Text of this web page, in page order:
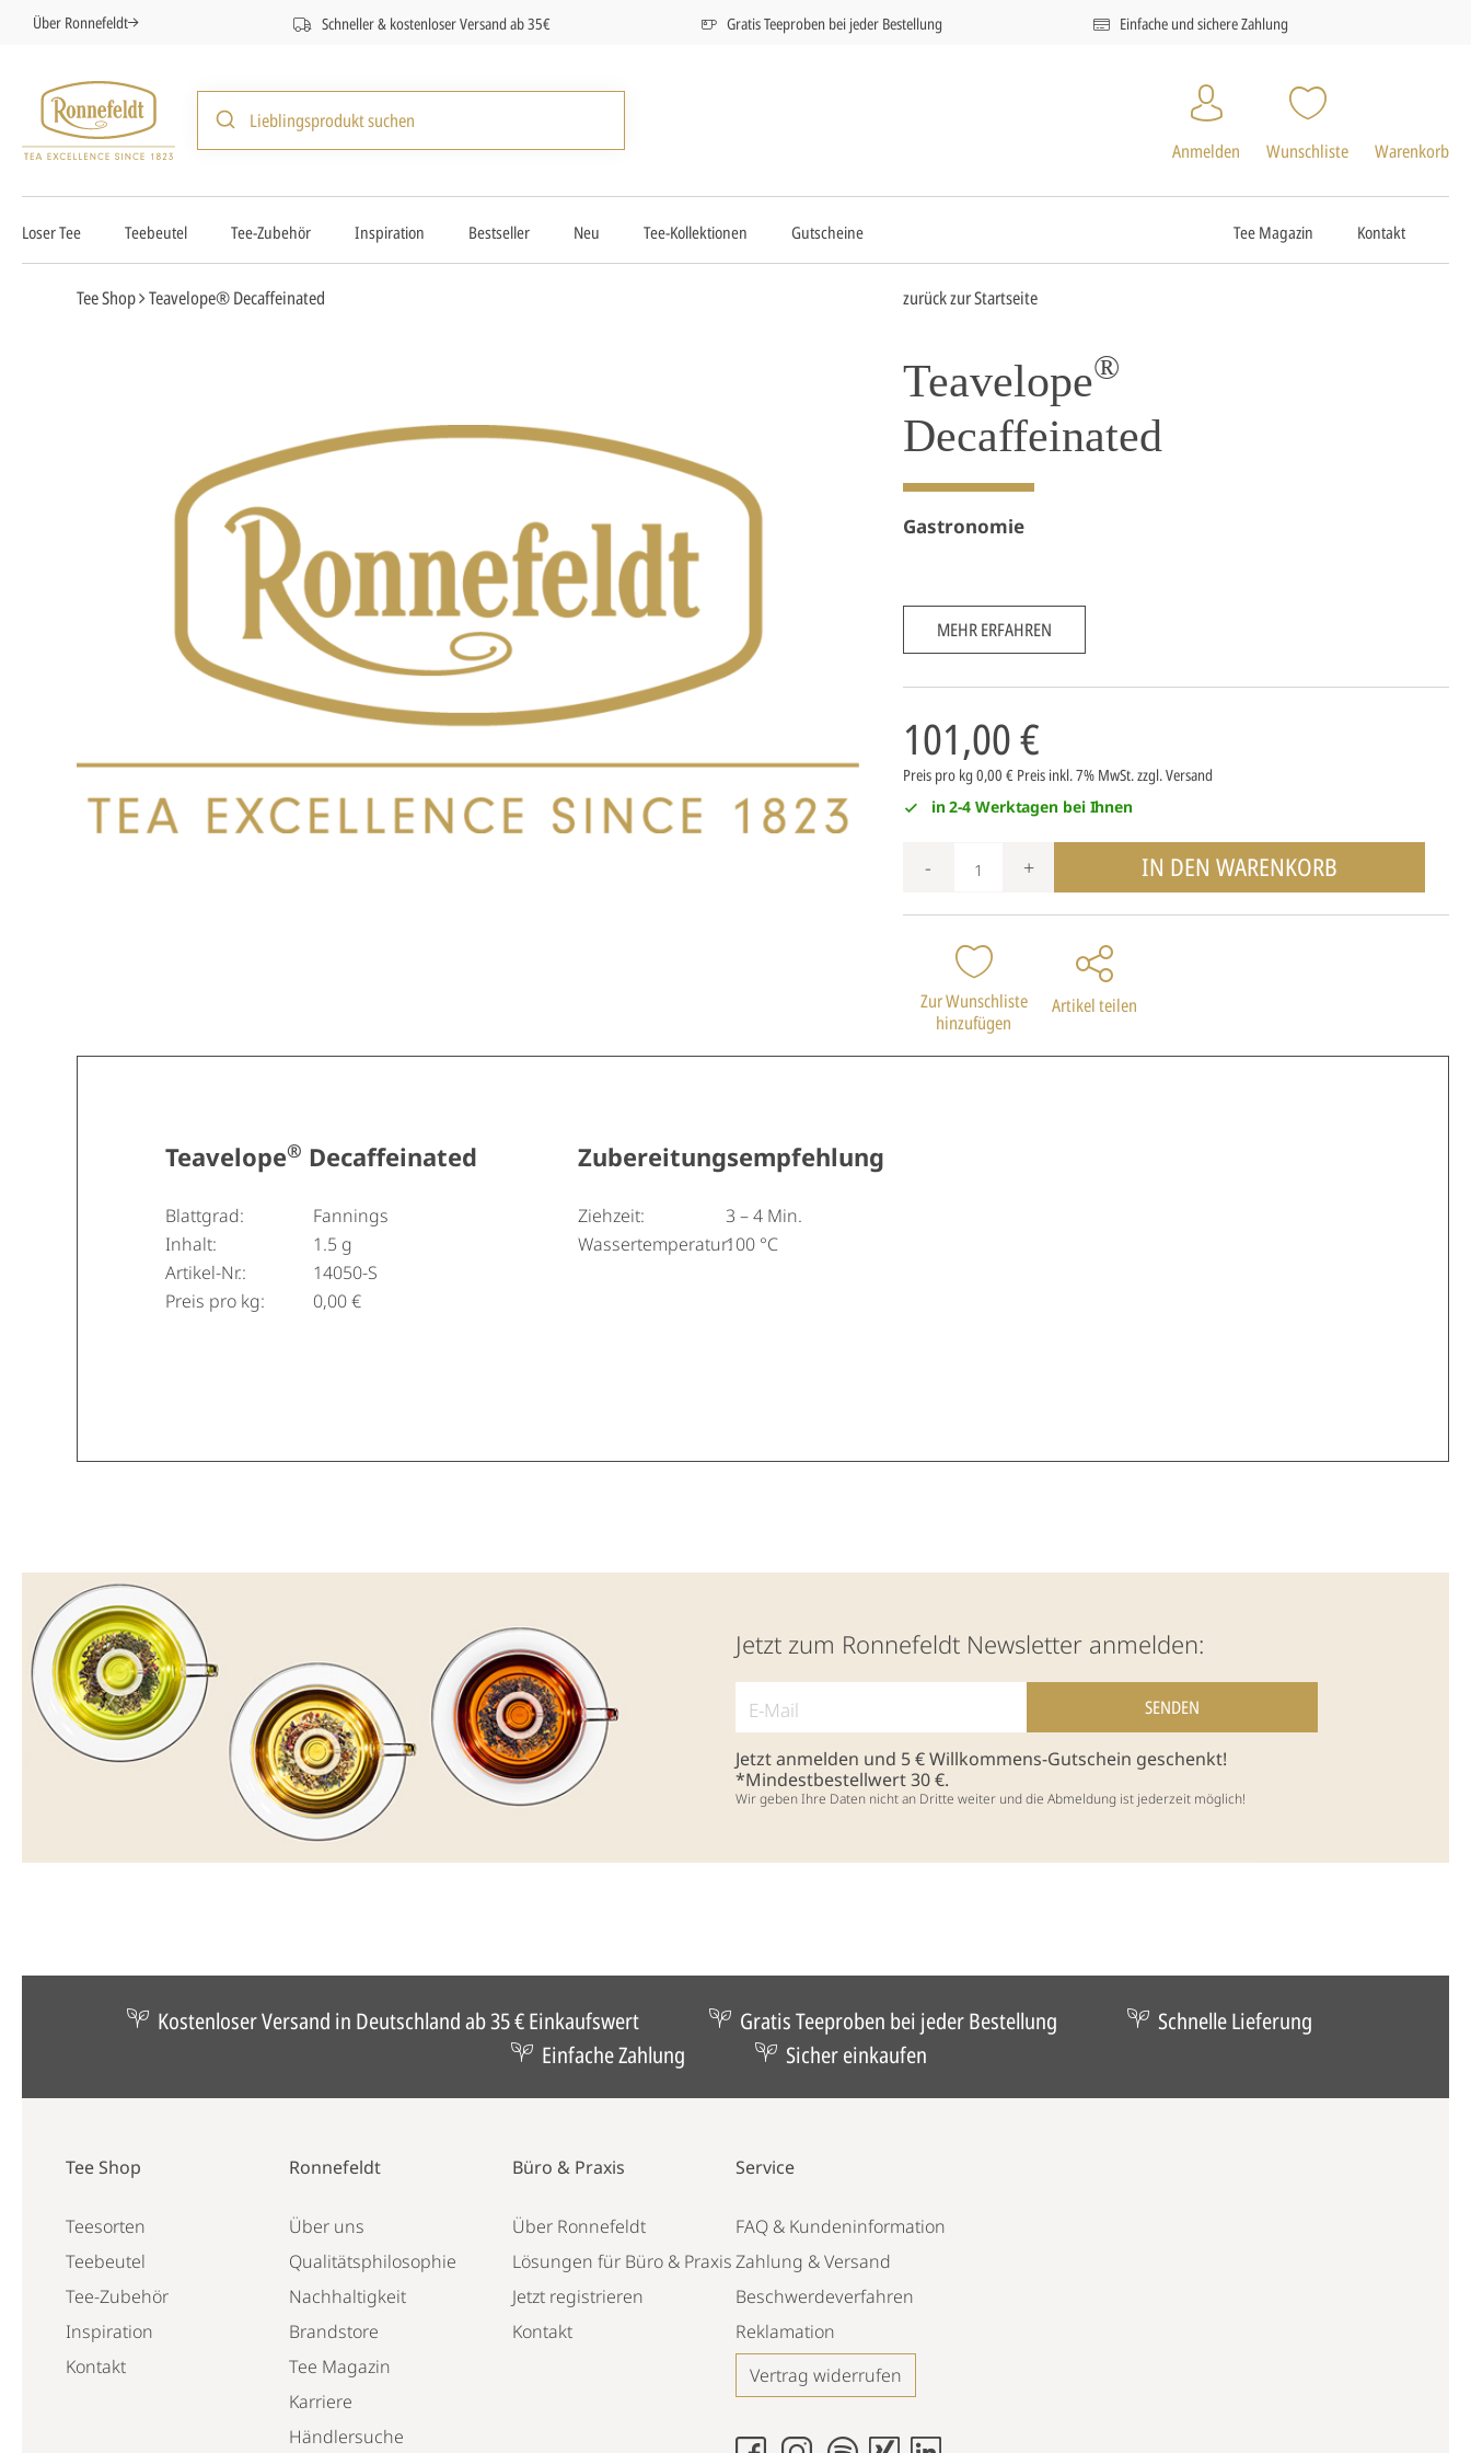
Über Ronnefeldt Schneller & kostenloser Versand ab 35€ Gratis Teeproben bei jeder Bestellung Einfache und sichere Zahlung
Anmelden Wunschliste Warenkorb
Loser Tee Teebeutel Tee-Zubehör Inspiration Bestseller Neu Tee-Kollektionen Gutscheine Tee Magazin Kontakt
Tee Shop Teavelope® Decaffeinated zurück zur Startseite
Teavelope®
Decaffeinated
Gastronomie
MEHR ERFAHREN
101,00 €
Preis pro kg 0,00 € Preis inkl. 7% MwSt.zzgl. Versand
in 2-4 Werktagen bei Ihnen
+
- IN DEN WARENKORB
Zur Wunschliste
hinzufügen
Artikel teilen
Teavelope® Decaffeinated
Blattgrad:
Fannings
Inhalt:
1.5 g
Artikel-Nr.:
14050-S
Preis pro kg:
0,00 €
Zubereitungsempfehlung
Ziehzeit:
3 – 4 Min.
Wassertemperatur:100 °C
Jetzt zum Ronnefeldt Newsletter anmelden:
Jetzt anmelden und 5 € Willkommens-Gutschein geschenkt!
*Mindestbestellwert 30 €.
Wir geben Ihre Daten nicht an Dritte weiter und die Abmeldung ist jederzeit möglich!
Kostenloser Versand in Deutschland ab 35 € Einkaufswert Gratis Teeproben bei jeder Bestellung
Schnelle Lieferung
Einfache Zahlung
Sicher einkaufen
Tee Shop
Teesorten
Teebeutel
Tee-Zubehör
Inspiration
Kontakt
Ronnefeldt
Über uns
Qualitätsphilosophie
Nachhaltigkeit
Brandstore
Tee Magazin
Karriere
Händlersuche
Büro & Praxis
Über Ronnefeldt
Lösungen für Büro & Praxis
Jetzt registrieren
Kontakt
Service
FAQ & Kundeninformation
Zahlung & Versand
Beschwerdeverfahren
Reklamation
Vertrag widerrufen